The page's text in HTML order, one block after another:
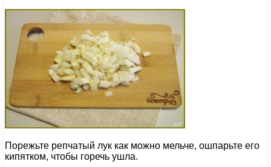
Порежьте репчатый лук как можно мельче, ошпарьте его
кипятком, чтобы горечь ушла.